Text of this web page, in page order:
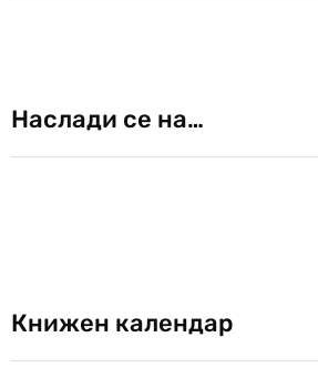
Наслади се на…
Книжен календар